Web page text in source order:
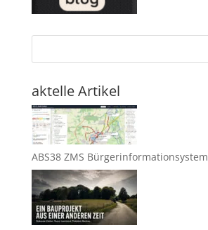
aktelle Artikel
ABS38 ZMS Bürgerinformationsystem